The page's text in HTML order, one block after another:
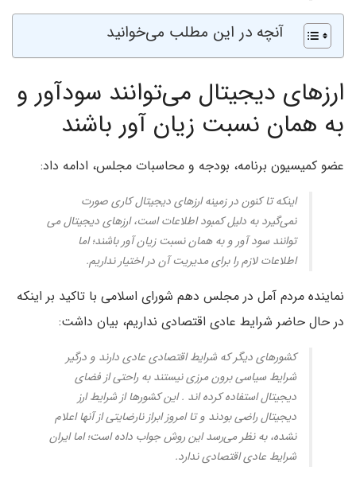
آنچه در این مطلب می‌خوانید
ارزهای دیجیتال می‌توانند سودآور و
به همان نسبت زیان آور باشند
عضو کمیسیون برنامه، بودجه و محاسبات مجلس، ادامه داد:
اینکه تا کنون در زمینه ارزهای دیجیتال کاری صورت
نمی‌گیرد به دلیل کمبود اطلاعات است، ارزهای دیجیتال می
توانند سود آور و به همان نسبت زیان آور باشند؛ اما
اطلاعات لازم را برای مدیریت آن در اختیار نداریم.
نماینده مردم آمل در مجلس دهم شورای اسلامی با تاکید بر اینکه
در حال حاضر شرایط عادی اقتصادی نداریم، بیان داشت:
کشورهای دیگر که شرایط اقتصادی عادی دارند و درگیر
شرایط سیاسی برون مرزی نیستند به راحتی از فضای
دیجیتال استفاده کرده اند . این کشورها از شرایط ارز
دیجیتال راضی بودند و تا امروز ابراز نارضایتی از آنها اعلام
نشده، به نظر می‌رسد این روش جواب داده است؛ اما ایران
شرایط عادی اقتصادی ندارد.